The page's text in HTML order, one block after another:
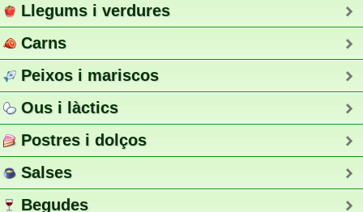
Llegums i verdures
Carns
Peixos i mariscos
Ous i làctics
Postres i dolços
Salses
Begudes